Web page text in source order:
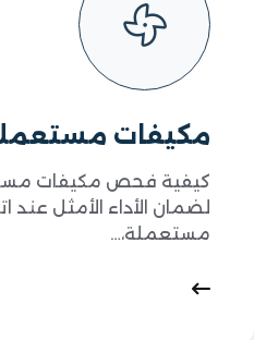
مكيفات مستعملة
كيفية فحص مكيفات
لضمان الأداء الأمثل عند
مستعملة،…